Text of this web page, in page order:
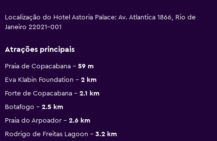
Localização do Hotel Astoria Palace: Av. Atlantica 1866, Rio de
Janeiro 22021-001
Atrações principais
Praia de Copacabana
59 m
Eva Klabin Foundation
2 km
Forte de Copacabana
2.1 km
Botafogo
2.5 km
Praia do Arpoador
2.6 km
Rodrigo de Freitas Lagoon
3.2 km